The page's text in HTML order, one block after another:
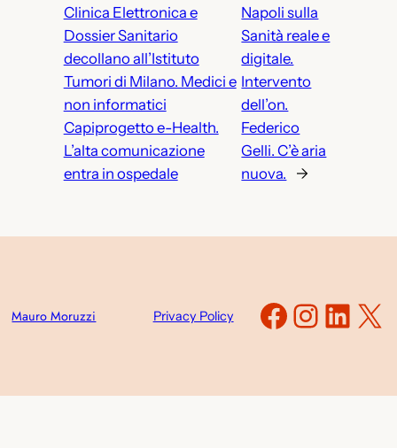
Clinica Elettronica e
Dossier Sanitario
decollano all’Istituto
Tumori di Milano. Medici e
non informatici
Capiprogetto e-Health.
L’alta comunicazione
entra in ospedale
Napoli sulla
Sanità reale e
digitale.
Intervento
dell’on.
Federico
Gelli. C’è aria
nuova.
→
Mauro Moruzzi Privacy Policy X